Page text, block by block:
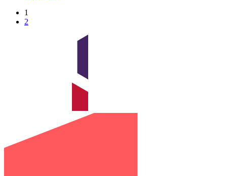
1
2